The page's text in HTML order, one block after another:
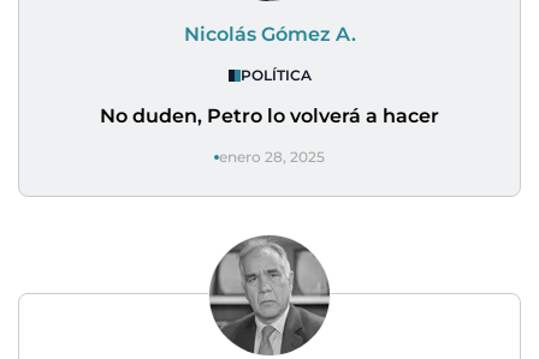
Nicolás Gómez A.
POLÍTICA
No duden, Petro lo volverá a hacer
enero 28, 2025